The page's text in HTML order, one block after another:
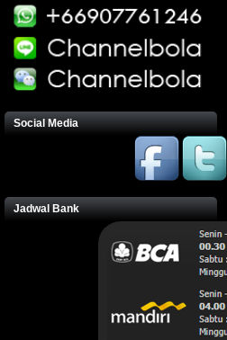
Social Media
Jadwal Bank